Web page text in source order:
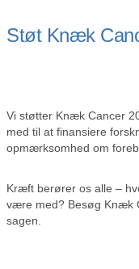
Støt Knæk
Vi støtter Knæk Cancer
med til at finansiere
opmærksomhed om
Kræft berører os alle –
være med? Besøg Knæk
sagen.